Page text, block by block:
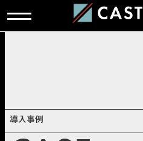
TOP> >8割の経理業務
を早期化——経理部門のプロフィッ
導入事例